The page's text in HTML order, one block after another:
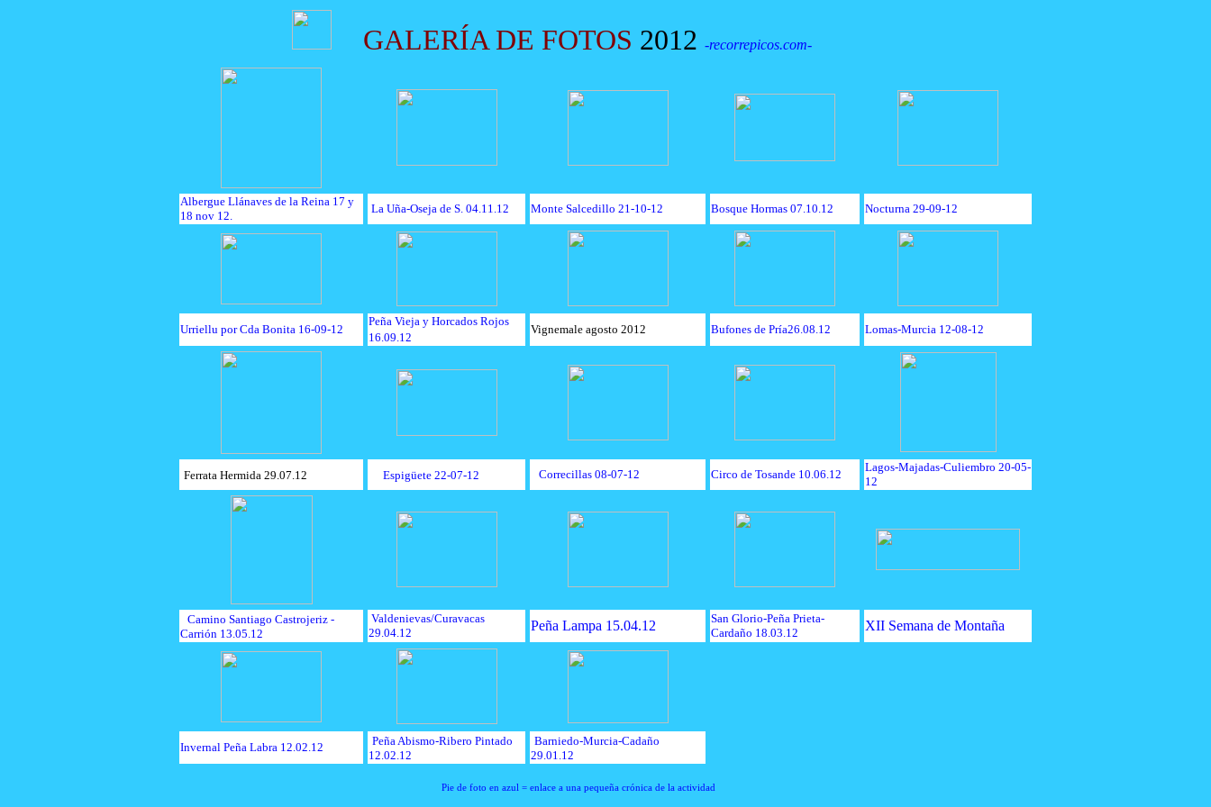
GALERÍA DE FOTOS 2012 -recorrepicos.com-
Albergue Llánaves de la Reina 17 y
18 nov 12.
La Uña-Oseja de S. 04.11.12 Monte Salcedillo 21-10-12 Bosque Hormas 07.10.12 Nocturna 29-09-12
Urriellu por Cda Bonita 16-09-12
Peña Vieja y Horcados Rojos
16.09.12
Vignemale agosto 2012 Bufones de Pría26.08.12 Lomas-Murcia 12-08-12
Ferrata Hermida 29.07.12 Espigüete 22-07-12 Correcillas 08-07-12 Circo de Tosande 10.06.12
Lagos-Majadas-Culiembro 20-05-
12
Camino Santiago Castrojeriz -
Carrión 13.05.12
Valdenievas/Curavacas
29.04.12
Peña Lampa 15.04.12
San Glorio-Peña Prieta-
Cardaño 18.03.12
XII Semana de Montaña
Invernal Peña Labra 12.02.12
Peña Abismo-Ribero Pintado
12.02.12
Barniedo-Murcia-Cadaño
29.01.12
Pie de foto en azul = enlace a una pequeña crónica de la actividad